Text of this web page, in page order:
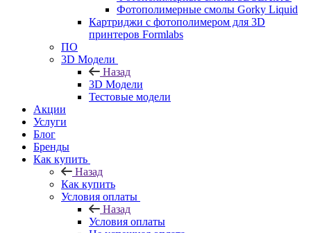
Фотополимерные смолы Gorky Liquid
Картриджи с фотополимером для 3D
принтеров Formlabs
ПО
3D Модели
Назад
3D Модели
Тестовые модели
Акции
Услуги
Блог
Бренды
Как купить
Назад
Как купить
Условия оплаты
Назад
Условия оплаты